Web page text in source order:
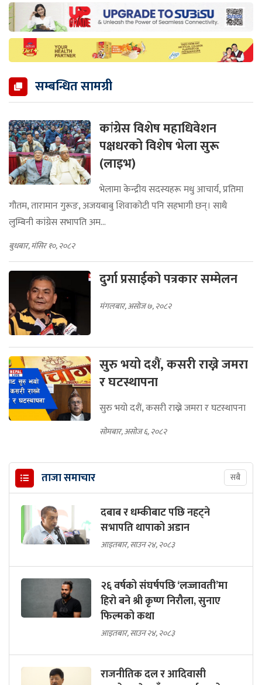
सम्बन्धित सामग्री
कांग्रेस विशेष महाधिवेशन
पक्षधरको विशेष भेला सुरू
(लाइभ)
भेलामा केन्द्रीय सदस्यहरू मधु आचार्य, प्रतिमा
गौतम, तारामान गुरूङ, अजयबाबु शिवाकोटी पनि सहभागी छन्। साथै
लुम्बिनी कांग्रेस सभापति अम...
बुधबार, मंसिर १०, २०८२
दुर्गा प्रसाईको पत्रकार सम्मेलन
मंगलबार, असोज ७, २०८२
सुरु भयो दशैं, कसरी राख्ने जमरा
र घटस्थापना
सुरु भयो दशैं, कसरी राख्ने जमरा र घटस्थापना
सोमबार, असोज ६, २०८२
ताजा समाचार सबै
दबाब र धम्कीबाट पछि नहट्ने
सभापति थापाको अडान
आइतबार, साउन २४, २०८३
२६ वर्षको संघर्षपछि ‘लज्जावती’मा
हिरो बने श्री कृष्ण निरौला, सुनाए
फिल्मको कथा
आइतबार, साउन २४, २०८३
राजनीतिक दल र आदिवासी